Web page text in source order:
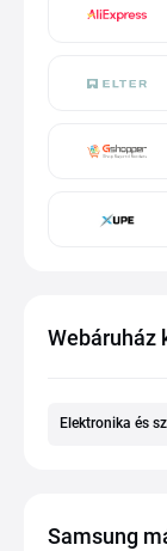
Webáruház
Elektronika és
Samsung